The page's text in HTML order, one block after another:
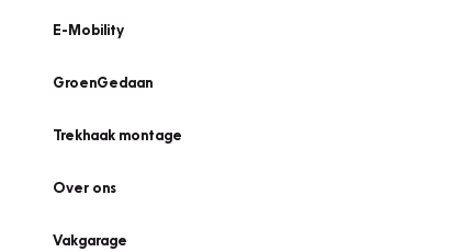
E-Mobility
GroenGedaan
Trekhaak montage
Over ons
Vakgarage